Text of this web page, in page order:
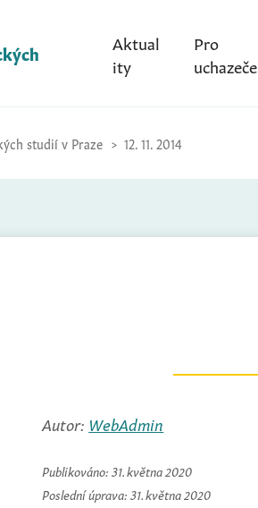
Aktual
ity
Pro
uchazeče
studií v Praze 12. 11. 2014
Autor: WebAdmin
Publikováno: 31. května 2020
Poslední úprava: 31. května 2020